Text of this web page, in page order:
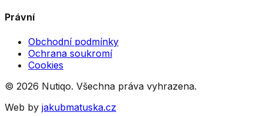
Právní
Obchodní podmínky
Ochrana soukromí
Cookies
© 2026 Nutiqo. Všechna práva vyhrazena.
Web by jakubmatuska.cz